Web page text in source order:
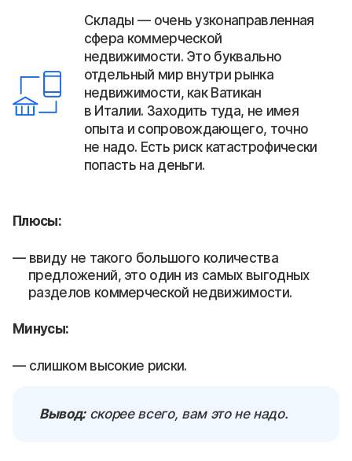
Склады — очень узконаправленная
сфера коммерческой
недвижимости. Это буквально
отдельный мир внутри рынка
недвижимости, как Ватикан
в Италии. Заходить туда, не имея
опыта и сопровождающего, точно
не надо. Есть риск катастрофически
попасть на деньги.
Плюсы:
ввиду не такого большого количества
предложений, это один из самых выгодных
разделов коммерческой недвижимости.
Минусы:
слишком высокие риски.
Вывод:скорее всего, вам это не надо.